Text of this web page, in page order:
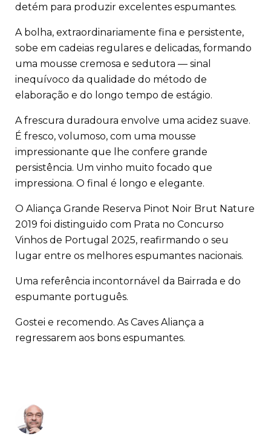
detém para produzir excelentes espumantes.
A bolha, extraordinariamente fina e persistente,
sobe em cadeias regulares e delicadas, formando
uma mousse cremosa e sedutora — sinal
inequívoco da qualidade do método de
elaboração e do longo tempo de estágio.
A frescura duradoura envolve uma acidez suave.
É fresco, volumoso, com uma mousse
impressionante que lhe confere grande
persistência. Um vinho muito focado que
impressiona. O final é longo e elegante.
O Aliança Grande Reserva Pinot Noir Brut Nature
2019 foi distinguido com Prata no Concurso
Vinhos de Portugal 2025, reafirmando o seu
lugar entre os melhores espumantes nacionais.
Uma referência incontornável da Bairrada e do
espumante português.
Gostei e recomendo. As Caves Aliança a
regressarem aos bons espumantes.